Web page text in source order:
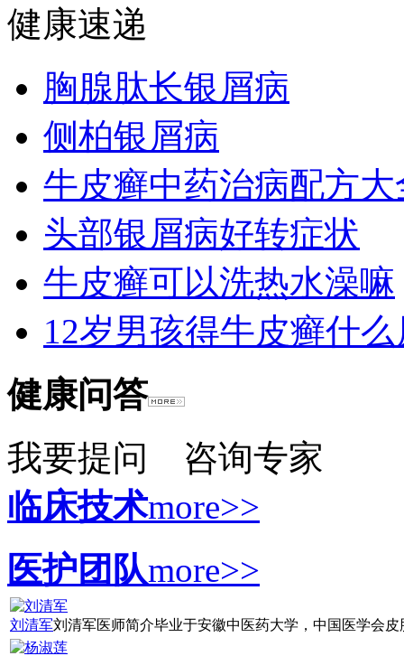
健康速递
胸腺肽长银屑病
侧柏银屑病
牛皮癣中药治病配方大
头部银屑病好转症状
牛皮癣可以洗热水澡嘛
12岁男孩得牛皮癣什
健康问答
我要提问
咨询专家
临床技术more>>
医护团队more>>
刘清军刘清军医师简介毕业于安徽中医药大学，中国医学会皮